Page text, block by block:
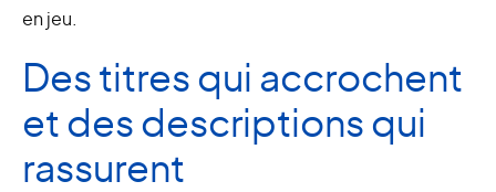
en jeu.
Des titres qui accrochent
et des descriptions qui
rassurent